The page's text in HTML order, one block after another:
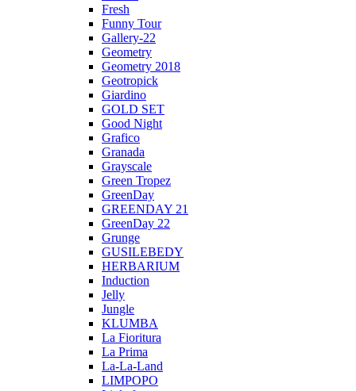
Fresh
Funny Tour
Gallery-22
Geometry
Geometry 2018
Geotropick
Giardino
GOLD SET
Good Night
Grafico
Granada
Grayscale
Green Tropez
GreenDay
GREENDAY 21
GreenDay 22
Grunge
GUSILEBEDY
HERBARIUM
Induction
Jelly
Jungle
KLUMBA
La Fioritura
La Prima
La-La-Land
LIMPOPO